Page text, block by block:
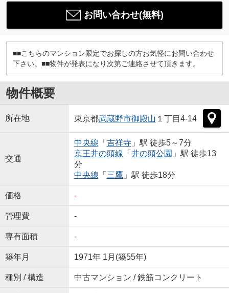
お問い合わせ(無料)
■■こちらのマンション限定でお探しの方お気軽にお問い合わせ
下さい。■■物件が発表になり次第ご連絡させて頂きます。
物件概要
所在地 東京都武蔵野市御殿山 １丁目4-14
交通
中央線 「 吉祥寺」駅 徒歩5～7分
京王井の頭線 「 井の頭公園 」駅 徒歩13
分
中央線 「 三鷹 」駅 徒歩18分
価格 -
管理費 -
専有面積 -
築年月 1971年 1月(築55年)
種別 / 構造 中古マンション / 鉄筋コンクリート